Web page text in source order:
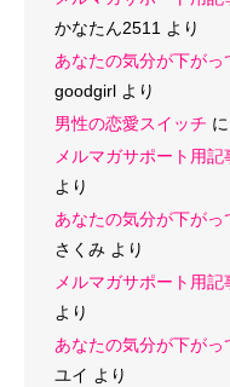
かなたん2511 より
あなたの気分が下がっ
goodgirl より
男性の恋愛スイッチ に
メルマガサポート用記
より
あなたの気分が下がっ
さくみ より
メルマガサポート用記
より
あなたの気分が下がっ
ユイ より